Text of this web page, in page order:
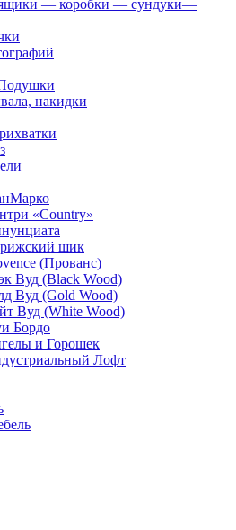
— коробки — сундуки—
накидки
«Country»
шик
(Прованс)
Вуд (Black Wood)
Вуд (Gold Wood)
Вуд (White Wood)
Бордо
и Горошек
Лофт